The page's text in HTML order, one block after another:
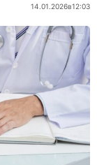
14.01.2026в12:03